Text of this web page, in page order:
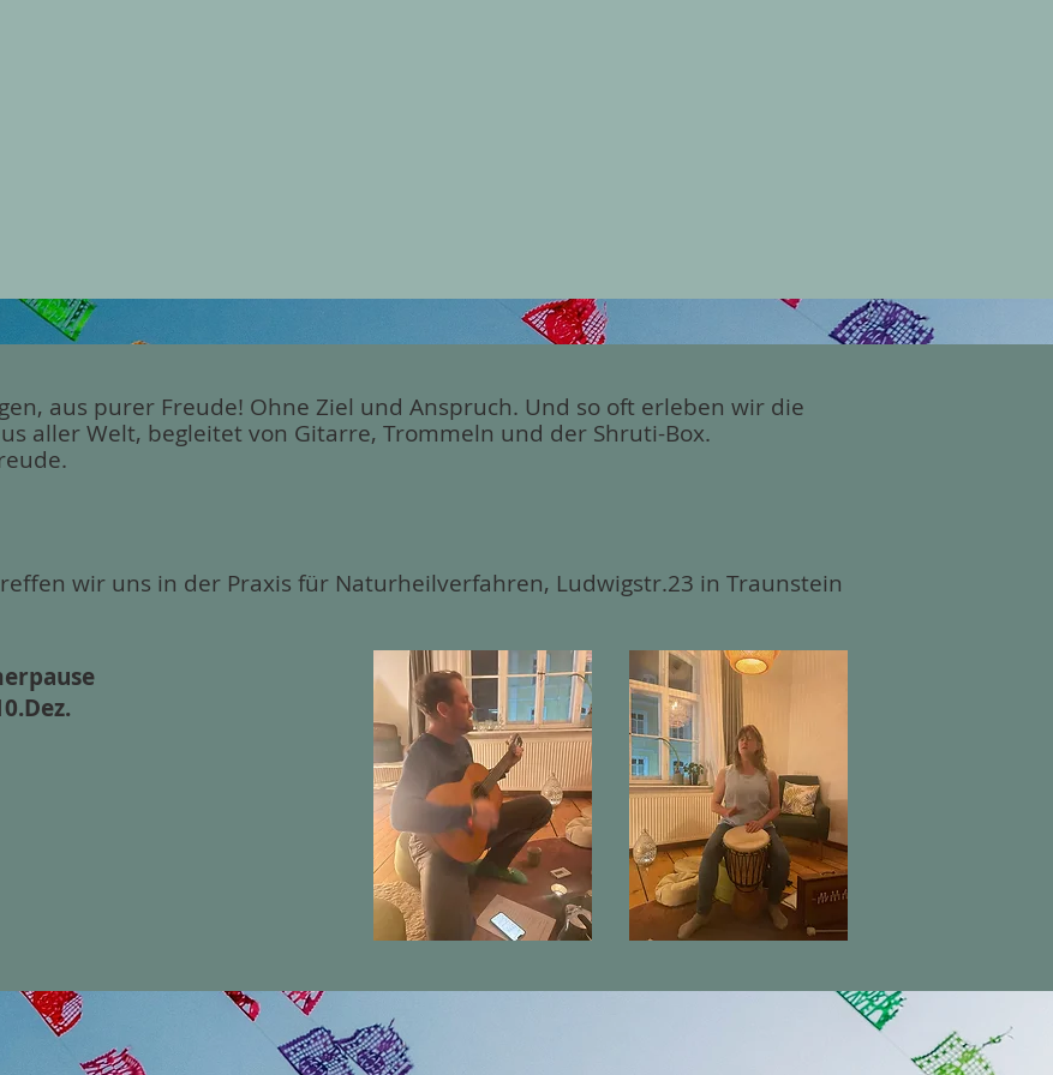
aus purer Freude! Ohne Ziel und Anspruch. Und so oft erleben wir die
aller Welt, begleitet von Gitarre, Trommeln und der Shruti-Box.
wir uns in der Praxis für Naturheilverfahren, Ludwigstr.23 in Traunstein